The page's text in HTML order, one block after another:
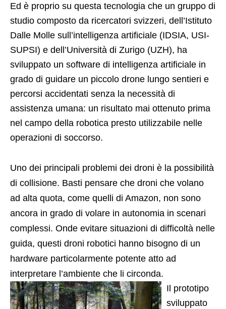
Ed è proprio su questa tecnologia che un gruppo di
studio composto da ricercatori svizzeri, dell’Istituto
Dalle Molle sull’intelligenza artificiale (IDSIA, USI-
SUPSI) e dell’Università di Zurigo (UZH), ha
sviluppato un software di intelligenza artificiale in
grado di guidare un piccolo drone lungo sentieri e
percorsi accidentati senza la necessità di
assistenza umana: un risultato mai ottenuto prima
nel campo della robotica presto utilizzabile nelle
operazioni di soccorso.
Uno dei principali problemi dei droni è la possibilità
di collisione. Basti pensare che droni che volano
ad alta quota, come quelli di Amazon, non sono
ancora in grado di volare in autonomia in scenari
complessi. Onde evitare situazioni di difficoltà nelle
guida, questi droni robotici hanno bisogno di un
hardware particolarmente potente atto ad
interpretare l’ambiente che li circonda.
Il prototipo
sviluppato